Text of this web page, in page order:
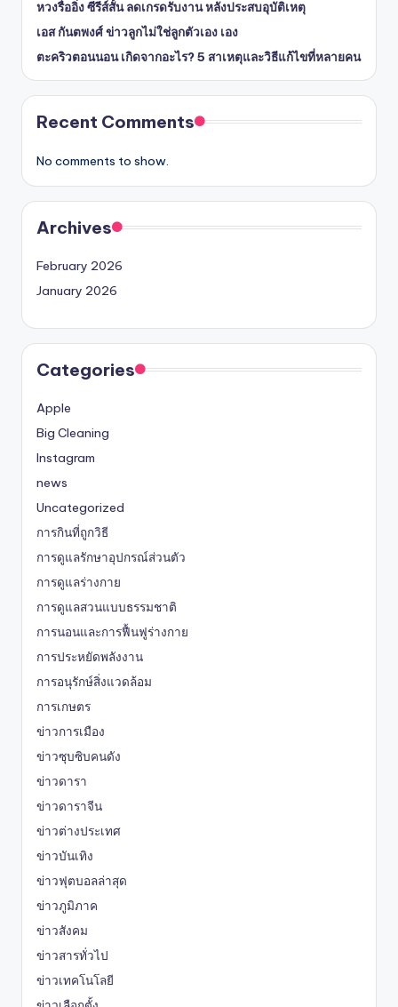
หวงรื่ออิ๋ง ซีรีส์สั้น ลดเกรดรับงาน หลังประสบอุบัติเหตุ
เอส กันตพงศ์ ข่าวลูกไม่ใช่ลูกตัวเอง เอง
ตะคริวตอนนอน เกิดจากอะไร? 5 สาเหตุและวิธีแก้ไขที่หลายคน
Recent Comments
No comments to show.
Archives
February 2026
January 2026
Categories
Apple
Big Cleaning
Instagram
news
Uncategorized
การกินที่ถูกวิธี
การดูแลรักษาอุปกรณ์ส่วนตัว
การดูแลร่างกาย
การดูแลสวนแบบธรรมชาติ
การนอนและการฟื้นฟูร่างกาย
การประหยัดพลังงาน
การอนุรักษ์สิ่งแวดล้อม
การเกษตร
ข่าวการเมือง
ข่าวซุบซิบคนดัง
ข่าวดารา
ข่าวดาราจีน
ข่าวต่างประเทศ
ข่าวบันเทิง
ข่าวฟุตบอลล่าสุด
ข่าวภูมิภาค
ข่าวสังคม
ข่าวสารทั่วไป
ข่าวเทคโนโลยี